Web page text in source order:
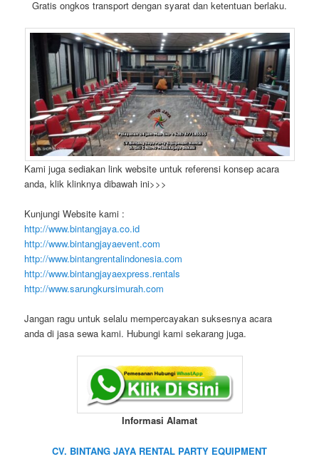
Gratis ongkos transport dengan syarat dan ketentuan berlaku.
Kami juga sediakan link website untuk referensi konsep acara
anda, klik klinknya dibawah ini>>>
Kunjungi Website kami :
http://www.bintangjaya.co.id
http://www.bintangjayaevent.com
http://www.bintangrentalindonesia.com
http://www.bintangjayaexpress.rentals
http://www.sarungkursimurah.com
Jangan ragu untuk selalu mempercayakan suksesnya acara
anda di jasa sewa kami. Hubungi kami sekarang juga.
Informasi Alamat
CV. BINTANG JAYA RENTAL PARTY EQUIPMENT